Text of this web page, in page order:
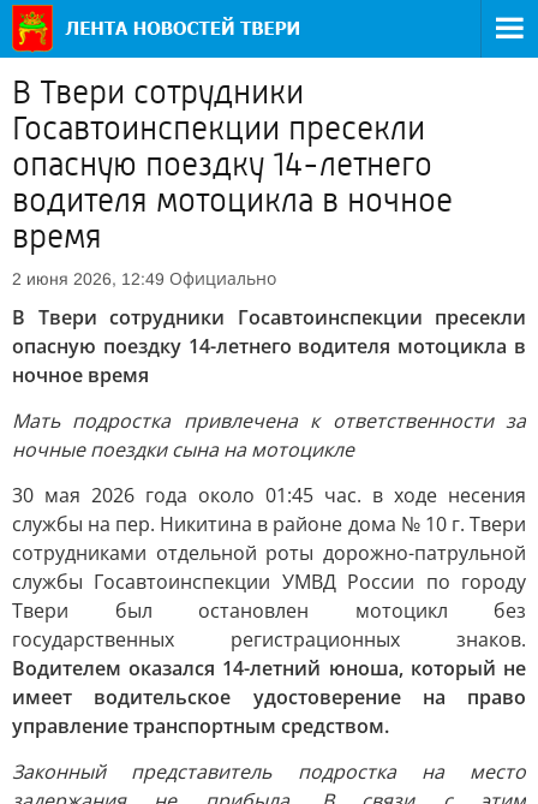
В Твери сотрудники
Госавтоинспекции пресекли
опасную поездку 14-летнего
водителя мотоцикла в ночное
время
2 июня 2026, 12:49 Официально
В Твери сотрудники Госавтоинспекции пресекли
опасную поездку 14-летнего водителя мотоцикла в
ночное время
Мать подростка привлечена к ответственности за
ночные поездки сына на мотоцикле
30 мая 2026 года около 01:45 час. в ходе несения
службы на пер. Никитина в районе дома № 10 г. Твери
сотрудниками отдельной роты дорожно-патрульной
службы Госавтоинспекции УМВД России по городу
Твери был остановлен мотоцикл без
государственных регистрационных знаков.
Водителем оказался 14-летний юноша, который не
имеет водительское удостоверение на право
управление транспортным средством.
Законный представитель подростка на место